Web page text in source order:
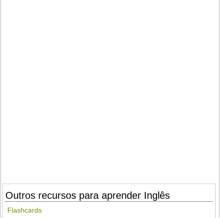
Outros recursos para aprender Inglês
Flashcards